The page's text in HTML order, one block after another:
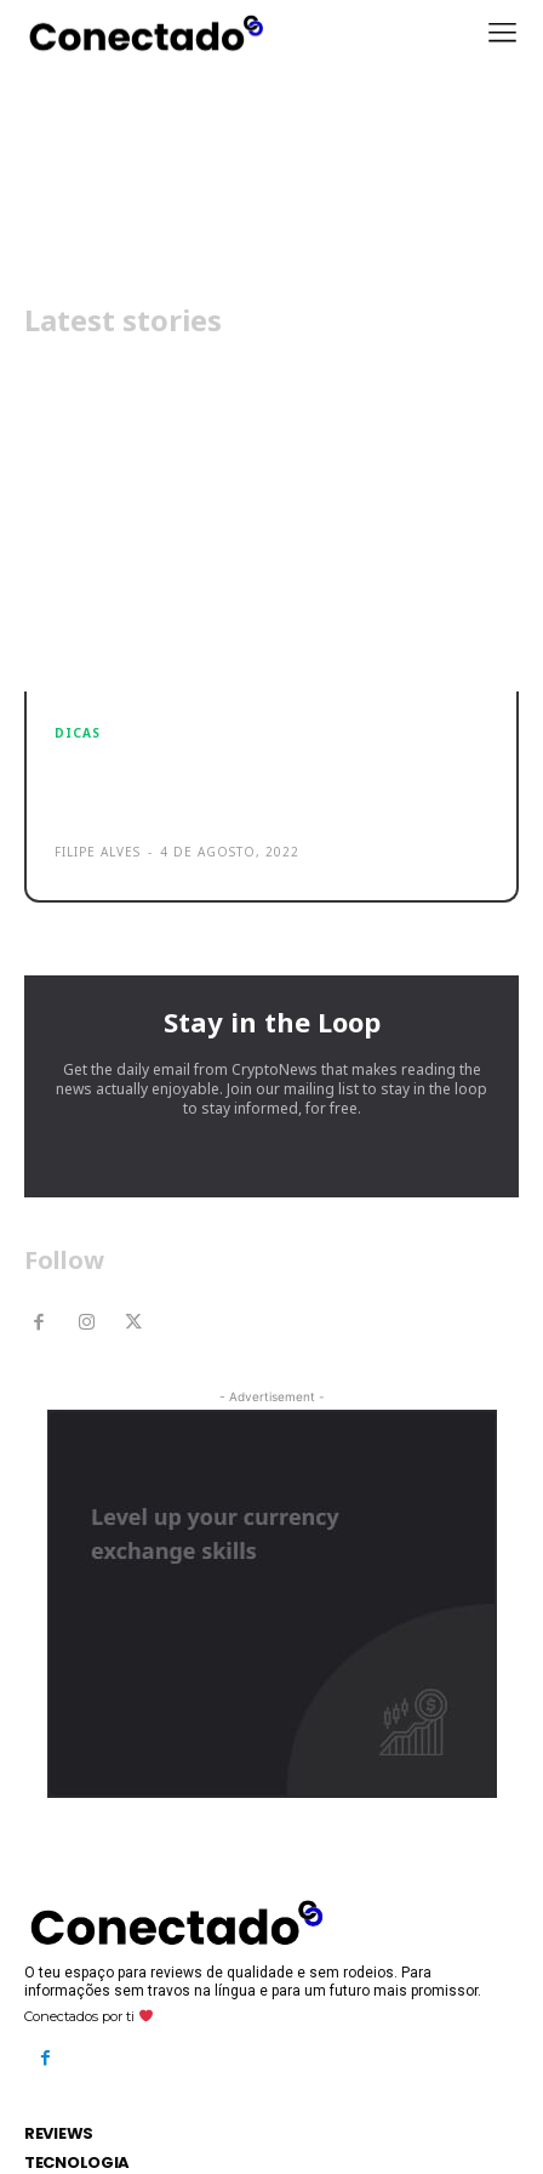
Latest stories
DICAS
FILIPE ALVES - 4 DE AGOSTO, 2022
Stay in the Loop
Get the daily email from CryptoNews that makes reading the
news actually enjoyable. Join our mailing list to stay in the loop
to stay informed, for free.
Follow
- Advertisement -
O teu espaço para reviews de qualidade e sem rodeios. Para
informações sem travos na língua e para um futuro mais promissor.
Conectados por ti
REVIEWS
TECNOLOGIA